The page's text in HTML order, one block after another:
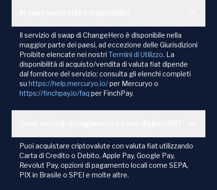
Il servizio di swap di ChangeHero è disponibile nella
maggior parte dei paesi, ad eccezione delle Giurisdizioni
Proibite elencate nei nostri Termini di Utilizzo. La
disponibilità di acquisto/vendita di valuta fiat dipende
dal fornitore del servizio: consulta gli elenchi completi
su https://help.mercuryo.io/per Mercuryo o
https://finchpay.io/faq per FinchPay.
Puoi acquistare criptovalute con valuta fiat utilizzando
Carta di Credito o Debito, Apple Pay, Google Pay,
Revolut Pay, opzioni di pagamento locali come SEPA,
PIX in Brasile o SPEI e molte altre.